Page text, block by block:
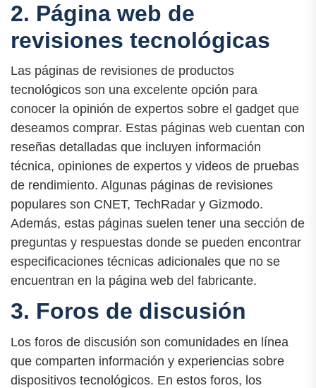
2. Página web de
revisiones tecnológicas
Las páginas de revisiones de productos
tecnológicos son una excelente opción para
conocer la opinión de expertos sobre el gadget que
deseamos comprar. Estas páginas web cuentan con
reseñas detalladas que incluyen información
técnica, opiniones de expertos y videos de pruebas
de rendimiento. Algunas páginas de revisiones
populares son CNET, TechRadar y Gizmodo.
Además, estas páginas suelen tener una sección de
preguntas y respuestas donde se pueden encontrar
especificaciones técnicas adicionales que no se
encuentran en la página web del fabricante.
3. Foros de discusión
Los foros de discusión son comunidades en línea
que comparten información y experiencias sobre
dispositivos tecnológicos. En estos foros, los